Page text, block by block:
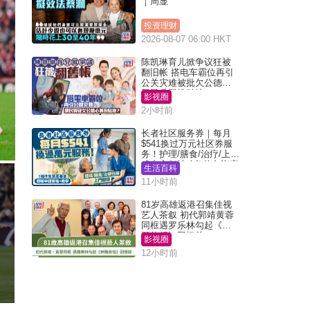
投资理财
2026-08-07 06:00 HKT
陈凯琳育儿掀争议狂被
翻旧帐 搭电车霸位再引
公关灾难被批欠公德心
网民质疑扮贴地？
影视圈
2小时前
长者社区服务券｜每月
$541换过万元社区券服
务！护理/膳食/治疗/上门
或中心任拣 1条件免资产
审查（附申请资格及教
学）
生活百科
11小时前
81岁高雄返港召集佳视
艺人茶叙 初代郭靖黄蓉
同框遇罗乐林勾起《神
雕侠侣》回忆杀
影视圈
12小时前